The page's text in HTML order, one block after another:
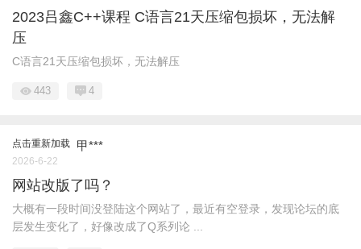
2023吕鑫C++课程 C语言21天压缩包损坏，无法解
压
C语言21天压缩包损坏，无法解压
443 4
点击重新加载 甲***
2026-6-22
网站改版了吗？
大概有一段时间没登陆这个网站了，最近有空登录，发现论坛的底
层发生变化了，好像改成了Q系列论 ...